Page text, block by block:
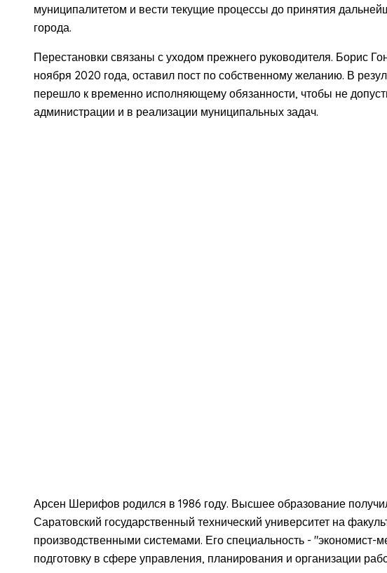
муниципалитетом и вести текущие процессы до принятия
города.
Перестановки связаны с уходом прежнего руководителя. Борис
ноября 2020 года, оставил пост по собственному желанию. В
перешло к временно исполняющему обязанности, чтобы не
администрации и в реализации муниципальных задач.
Арсен Шерифов родился в 1986 году. Высшее образование
Саратовский государственный технический университет на
производственными системами. Его специальность - "экономист-
подготовку в сфере управления, планирования и организации